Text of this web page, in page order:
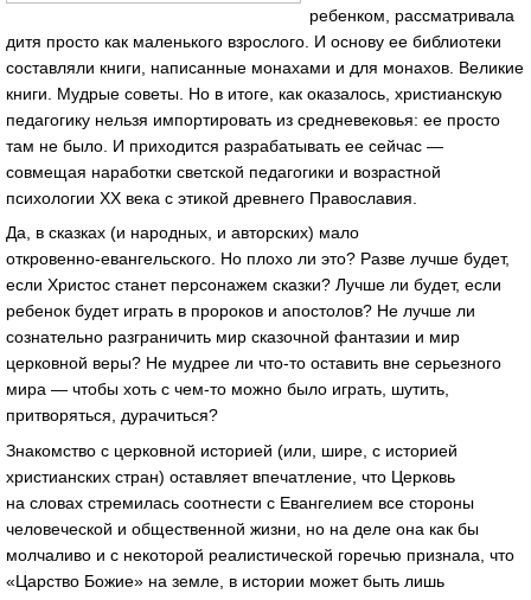
ребенком, рассматривала
дитя просто как маленького взрослого. И основу ее библиотеки
составляли книги, написанные монахами и для монахов. Великие
книги. Мудрые советы. Но в итоге, как оказалось, христианскую
педагогику нельзя импортировать из средневековья: ее просто
там не было. И приходится разрабатывать ее сейчас —
совмещая наработки светской педагогики и возрастной
психологии XX века с этикой древнего Православия.
Да, в сказках (и народных, и авторских) мало
откровенно-евангельского. Но плохо ли это? Разве лучше будет,
если Христос станет персонажем сказки? Лучше ли будет, если
ребенок будет играть в пророков и апостолов? Не лучше ли
сознательно разграничить мир сказочной фантазии и мир
церковной веры? Не мудрее ли что-то оставить вне серьезного
мира — чтобы хоть с чем-то можно было играть, шутить,
притворяться, дурачиться?
Знакомство с церковной историей (или, шире, с историей
христианских стран) оставляет впечатление, что Церковь
на словах стремилась соотнести с Евангелием все стороны
человеческой и общественной жизни, но на деле она как бы
молчаливо и с некоторой реалистической горечью признала, что
«Царство Божие» на земле, в истории может быть лишь